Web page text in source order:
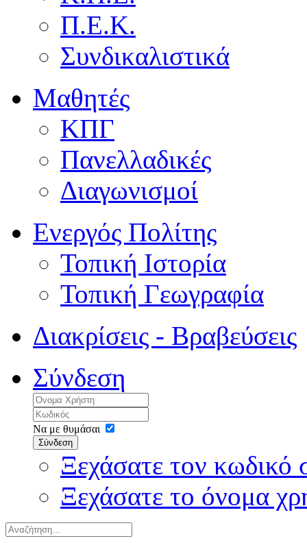
Π.Ε.Κ.
Συνδικαλιστικά
Μαθητές
ΚΠΓ
Πανελλαδικές
Διαγωνισμοί
Ενεργός Πολίτης
Τοπική Ιστορία
Τοπική Γεωγραφία
Διακρίσεις - Βραβεύσεις
Σύνδεση
Να με θυμάσαι
Σύνδεση
Ξεχάσατε τον κωδικό
Ξεχάσατε το όνομα